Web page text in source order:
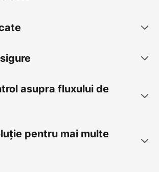
asupra fluxului de
pentru mai multe